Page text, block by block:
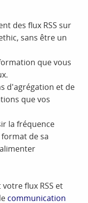
des flux RSS sur
sans être un
que vous
d'agrégation et de
que vos
la fréquence
de sa
flux RSS et
communication